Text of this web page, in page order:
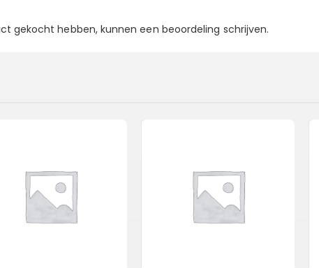
gekocht hebben, kunnen een beoordeling schrijven.